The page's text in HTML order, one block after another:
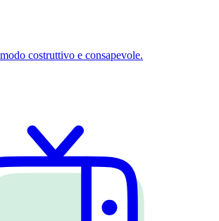
costruttivo e consapevole.